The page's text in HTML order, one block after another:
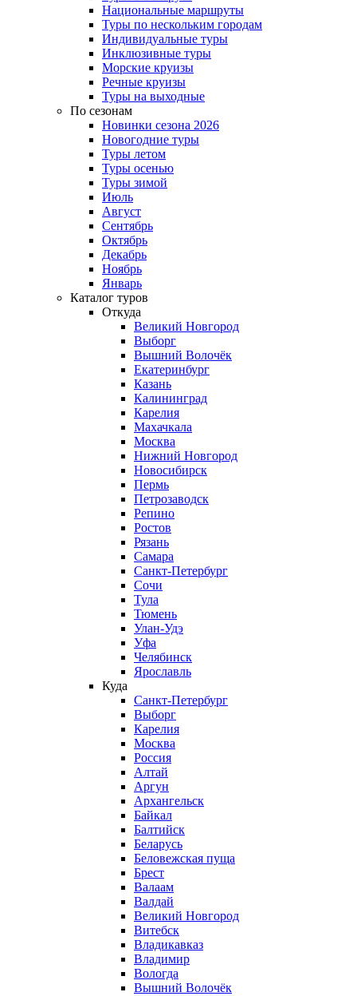
Национальные маршруты
Туры по нескольким городам
Индивидуальные туры
Инклюзивные туры
Морские круизы
Речные круизы
Туры на выходные
По сезонам
Новинки сезона 2026
Новогодние туры
Туры летом
Туры осенью
Туры зимой
Июль
Август
Сентябрь
Октябрь
Декабрь
Ноябрь
Январь
Каталог туров
Откуда
Великий Новгород
Выборг
Вышний Волочёк
Екатеринбург
Казань
Калининград
Карелия
Махачкала
Москва
Нижний Новгород
Новосибирск
Пермь
Петрозаводск
Репино
Ростов
Рязань
Самара
Санкт-Петербург
Сочи
Тула
Тюмень
Улан-Удэ
Уфа
Челябинск
Ярославль
Куда
Санкт-Петербург
Выборг
Карелия
Москва
Россия
Алтай
Аргун
Архангельск
Байкал
Балтийск
Беларусь
Беловежская пуща
Брест
Валаам
Валдай
Великий Новгород
Витебск
Владикавказ
Владимир
Вологда
Вышний Волочёк